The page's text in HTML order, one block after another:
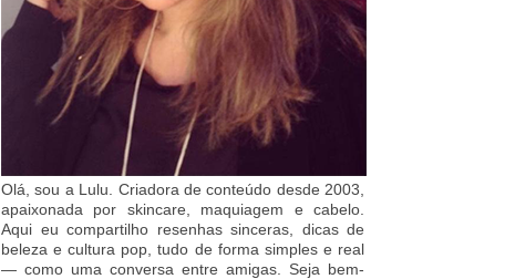
Olá, sou a Lulu. Criadora de conteúdo desde 2003,
apaixonada por skincare, maquiagem e cabelo.
Aqui eu compartilho resenhas sinceras, dicas de
beleza e cultura pop, tudo de forma simples e real
— como uma conversa entre amigas. Seja bem-